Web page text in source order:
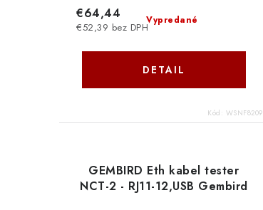
Vypredané
€52,39 bez DPH
€64,44
DETAIL
Kód: WSNF8209
GEMBIRD Eth kabel tester
NCT-2 - RJ11-12,USB Gembird